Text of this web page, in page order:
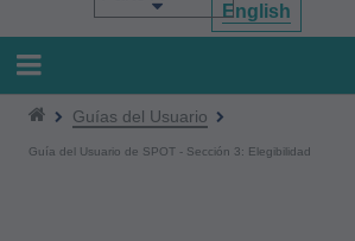
English
Guías del Usuario
Guía del Usuario de SPOT - Sección 3: Elegibilidad